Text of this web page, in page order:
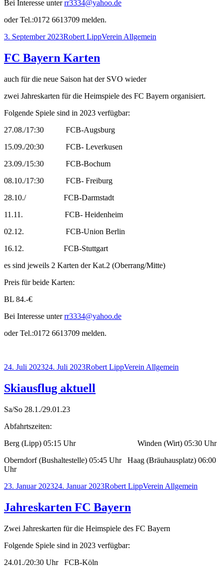
Bei Interesse unterrr3334@yahoo.de
oder Tel.:0172 6613709 melden.
Veröffentlicht
3. September 2023Autor
Robert LippKategorien
Verein Allgemein
FC Bayern Karten
auch für die neue Saison hat der SVO wieder
zwei Jahreskarten für die Heimspiele des FC Bayern organisiert.
Folgende Spiele sind in 2023 verfügbar:
27.08./17:30 FCB-Augsburg
15.09./20:30 FCB- Leverkusen
23.09./15:30 FCB-Bochum
08.10./17:30 FCB- Freiburg
28.10./ FCB-Darmstadt
11.11. FCB- Heidenheim
02.12. FCB-Union Berlin
16.12. FCB-Stuttgart
es sind jeweils 2 Karten der Kat.2 (Oberrang/Mitte)
Preis für beide Karten:
BL 84.-€
Bei Interesse unterrr3334@yahoo.de
oder Tel.:0172 6613709 melden.
Veröffentlicht
24. Juli 202324. Juli 2023Autor
Robert LippKategorien
Verein Allgemein
Skiausflug aktuell
Sa/So 28.1./29.01.23
Abfahrtszeiten:
Berg (Lipp) 05:15 Uhr Winden (Wirt) 05:30 Uhr
Oberndorf (Bushaltestelle) 05:45 Uhr Haag (Bräuhausplatz) 06:00
Uhr
Veröffentlicht
23. Januar 202324. Januar 2023Autor
Robert LippKategorien
Verein Allgemein
Jahreskarten FC Bayern
Zwei Jahreskarten für die Heimspiele des FC Bayern
Folgende Spiele sind in 2023 verfügbar:
24.01./20:30 Uhr FCB-Köln